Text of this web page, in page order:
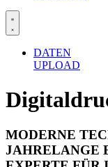
DATEN
UPLOAD
MODERNE
JAHRELANGE